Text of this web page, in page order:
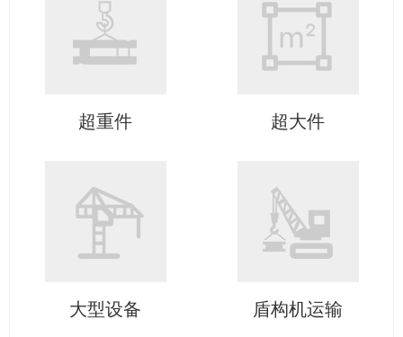
超重件 超大件
大型设备 盾构机运输